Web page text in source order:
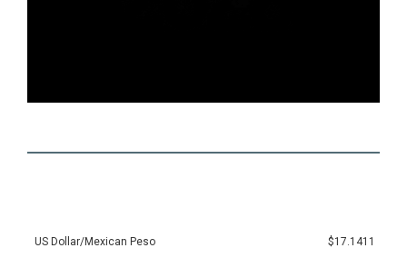
US Dollar/Mexican Peso $17.1411